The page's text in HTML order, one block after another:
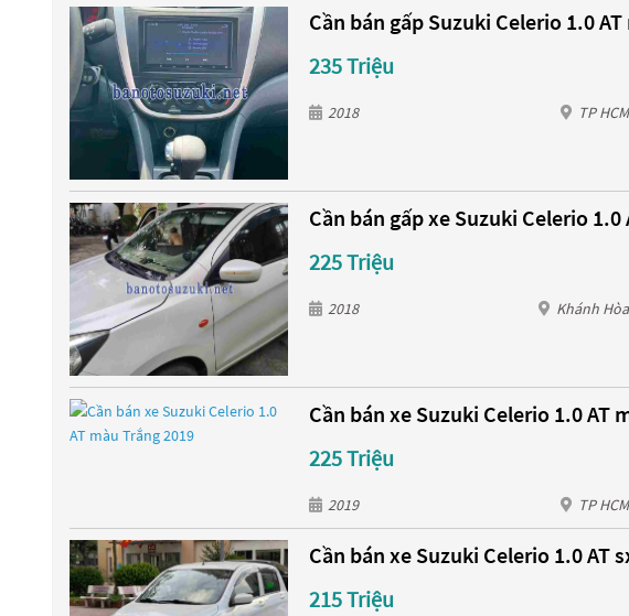
Cần bán gấp Suzuki Celerio 1.0
235 Triệu
2018 TP HCM
Cần bán gấp xe Suzuki Celerio 1.0
225 Triệu
2018 Khánh Hòa
Cần bán xe Suzuki Celerio 1.0 AT
225 Triệu
2019 TP HCM
Cần bán xe Suzuki Celerio 1.0 AT
215 Triệu